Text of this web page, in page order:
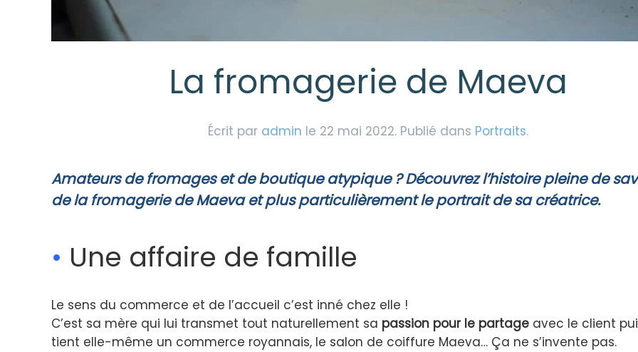
La fromagerie de Maeva
Écrit par admin le 22 mai 2022. Publié dans Portraits.
Amateurs de fromages et de boutique atypique ? Découvrez l’histoire pleine de
de la fromagerie de Maeva et plus particulièrement le portrait de sa créatrice.
• Une affaire de famille
Le sens du commerce et de l’accueil c’est inné chez elle !
C’est sa mère qui lui transmet tout naturellement sa passion pour le partage avec le client
tient elle-même un commerce royannais, le salon de coiffure Maeva… Ça ne s’invente pas.